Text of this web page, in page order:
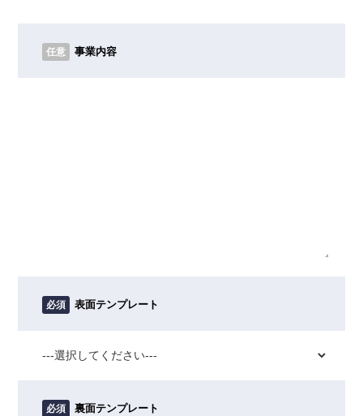
任意 事業内容
必須 表面テンプレート
必須 裏面テンプレート